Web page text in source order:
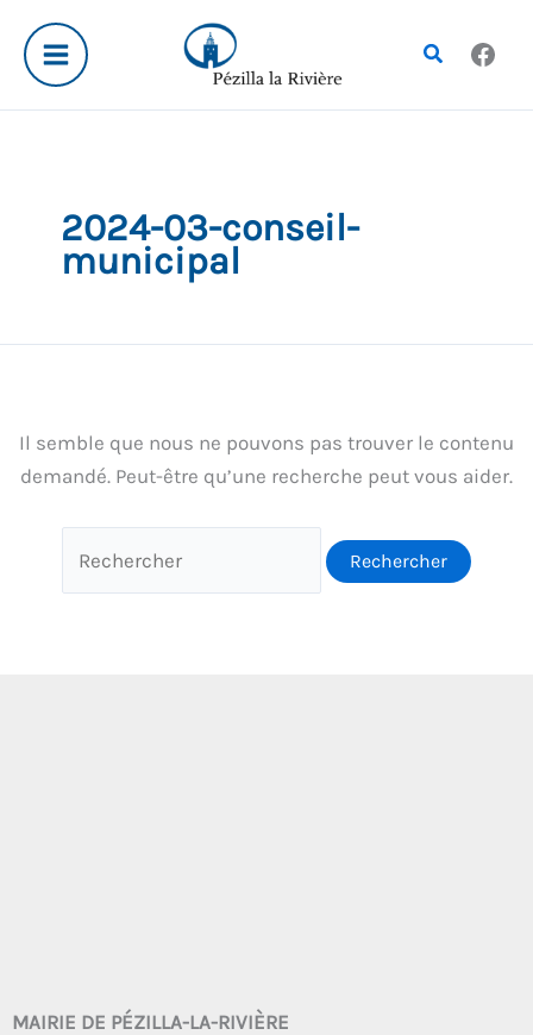
contenu
Rechercher
2024-03-conseil-
municipal
Il semble que nous ne pouvons pas trouver le contenu
demandé. Peut-être qu’une recherche peut vous aider.
MAIRIE DE PÉZILLA-LA-RIVIÈRE